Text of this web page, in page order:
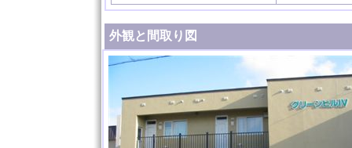
外観と間取り図